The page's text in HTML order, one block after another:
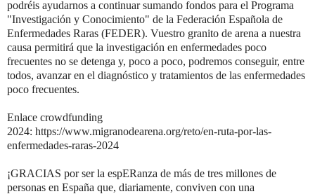
podréis ayudarnos a continuar sumando fondos para el Programa
"Investigación y Conocimiento" de la Federación Española de
Enfermedades Raras (FEDER). Vuestro granito de arena a nuestra
causa permitirá que la investigación en enfermedades poco
frecuentes no se detenga y, poco a poco, podremos conseguir, entre
todos, avanzar en el diagnóstico y tratamientos de las enfermedades
poco frecuentes.
Enlace crowdfunding
2024: https://www.migranodearena.org/reto/en-ruta-por-las-
enfermedades-raras-2024
¡GRACIAS por ser la espERanza de más de tres millones de
personas en España que, diariamente, conviven con una